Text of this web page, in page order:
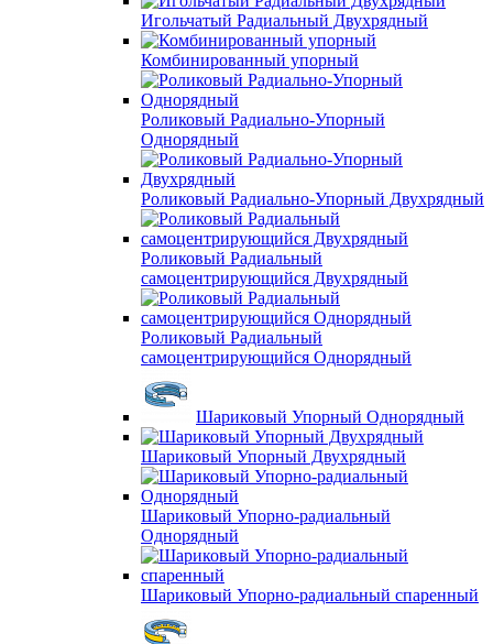
Игольчатый Радиальный Двухрядный
Комбинированный упорный
Роликовый Радиально-Упорный
Однорядный
Роликовый Радиально-Упорный Двухрядный
Роликовый Радиальный
самоцентрирующийся Двухрядный
Роликовый Радиальный
самоцентрирующийся Однорядный
Шариковый Упорный Однорядный
Шариковый Упорный Двухрядный
Шариковый Упорно-радиальный
Однорядный
Шариковый Упорно-радиальный спаренный